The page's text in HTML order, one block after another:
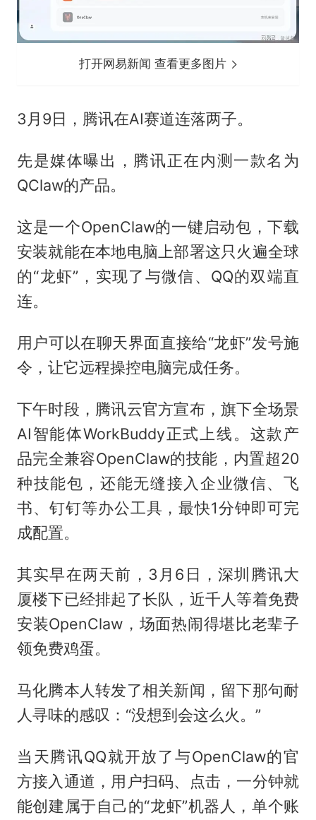
打开网易新闻 查看更多图片
3月9日，腾讯在AI赛道连落两子。
先是媒体曝出，腾讯正在内测一款名为
QClaw的产品。
这是一个OpenClaw的一键启动包，下载
安装就能在本地电脑上部署这只火遍全球
的“龙虾”，实现了与微信、QQ的双端直
连。
用户可以在聊天界面直接给“龙虾”发号施
令，让它远程操控电脑完成任务。
下午时段，腾讯云官方宣布，旗下全场景
AI智能体WorkBuddy正式上线。这款产
品完全兼容OpenClaw的技能，内置超20
种技能包，还能无缝接入企业微信、飞
书、钉钉等办公工具，最快1分钟即可完
成配置。
其实早在两天前，3月6日，深圳腾讯大
厦楼下已经排起了长队，近千人等着免费
安装OpenClaw，场面热闹得堪比老辈子
领免费鸡蛋。
马化腾本人转发了相关新闻，留下那句耐
人寻味的感叹：“没想到会这么火。”
当天腾讯QQ就开放了与OpenClaw的官
方接入通道，用户扫码、点击，一分钟就
能创建属于自己的“龙虾”机器人，单个账